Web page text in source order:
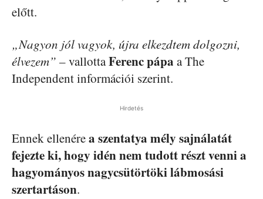
előtt.
„Nagyon jól vagyok, újra elkezdtem dolgozni,
élvezem” – vallottaFerenc pápa a The
Independent információi szerint.
Hirdetés
Ennek ellenérea szentatya mély sajnálatát
fejezte ki, hogy idén nem tudott részt venni a
hagyományos nagycsütörtöki lábmosási
szertartáson.